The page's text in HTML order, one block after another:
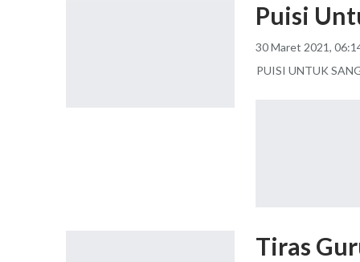
Puisi
30 Maret 2021,
PUISI UNTUK
Tiras